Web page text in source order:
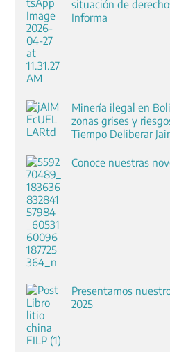
situación de
Informa
Minería ilegal en
zonas grises y
Tiempo Deliberar
Conoce nuestras
Presentamos
2025